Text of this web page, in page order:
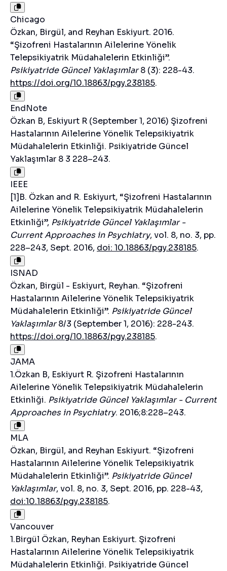
Chicago
Özkan, Birgül, and Reyhan Eskiyurt. 2016.
“Şizofreni Hastalarının Ailelerine Yönelik
Telepsikiyatrik Müdahalelerin Etkinliği”.
Psikiyatride Güncel Yaklaşımlar8 (3): 228-43.
https://doi.org/10.18863/pgy.238185.
EndNote
Özkan B, Eskiyurt R (September 1, 2016) Şizofreni
Hastalarının Ailelerine Yönelik Telepsikiyatrik
Müdahalelerin Etkinliği. Psikiyatride Güncel
Yaklaşımlar 8 3 228–243.
IEEE
[1]B. Özkan and R. Eskiyurt, “Şizofreni Hastalarının
Ailelerine Yönelik Telepsikiyatrik Müdahalelerin
Etkinliği”, Psikiyatride Güncel Yaklaşımlar -
Current Approaches in Psychiatry, vol. 8, no. 3, pp.
228–243, Sept. 2016, doi: 10.18863/pgy.238185.
ISNAD
Özkan, Birgül - Eskiyurt, Reyhan. “Şizofreni
Hastalarının Ailelerine Yönelik Telepsikiyatrik
Müdahalelerin Etkinliği”. Psikiyatride Güncel
Yaklaşımlar8/3 (September 1, 2016): 228-243.
https://doi.org/10.18863/pgy.238185.
JAMA
1.Özkan B, Eskiyurt R. Şizofreni Hastalarının
Ailelerine Yönelik Telepsikiyatrik Müdahalelerin
Etkinliği. Psikiyatride Güncel Yaklaşımlar - Current
Approaches in Psychiatry. 2016;8:228–243.
MLA
Özkan, Birgül, and Reyhan Eskiyurt. “Şizofreni
Hastalarının Ailelerine Yönelik Telepsikiyatrik
Müdahalelerin Etkinliği”. Psikiyatride Güncel
Yaklaşımlar, vol. 8, no. 3, Sept. 2016, pp. 228-43,
doi:10.18863/pgy.238185.
Vancouver
1.Birgül Özkan, Reyhan Eskiyurt. Şizofreni
Hastalarının Ailelerine Yönelik Telepsikiyatrik
Müdahalelerin Etkinliği. Psikiyatride Güncel